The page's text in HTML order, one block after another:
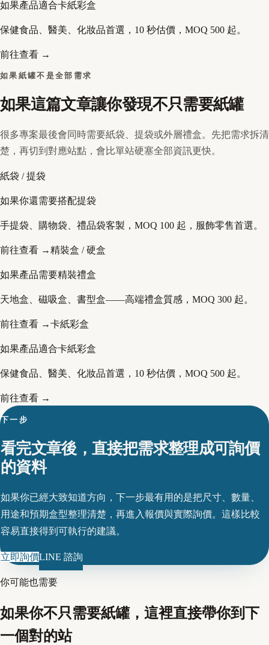
如果產品適合卡紙彩盒
保健食品、醫美、化妝品首選，10 秒估價，MOQ 500 起。
前往查看 →
如果紙罐不是全部需求
如果這篇文章讓你發現不只需要紙罐
很多專案最後會同時需要紙袋、提袋或外層禮盒。先把需求拆清
楚，再切到對應站點，會比單站硬塞全部資訊更快。
紙袋 / 提袋
如果你還需要搭配提袋
手提袋、購物袋、禮品袋客製，MOQ 100 起，服飾零售首選。
前往查看 →精裝盒 / 硬盒
如果產品需要精裝禮盒
天地盒、磁吸盒、書型盒——高端禮盒質感，MOQ 300 起。
前往查看 →卡紙彩盒
如果產品適合卡紙彩盒
保健食品、醫美、化妝品首選，10 秒估價，MOQ 500 起。
前往查看 →
下一步
看完文章後，直接把需求整理成可詢價
的資料
如果你已經大致知道方向，下一步最有用的是把尺寸、數量、
用途和預期盒型整理清楚，再進入報價與實際詢價。這樣比較
容易直接得到可執行的建議。
立即詢價LINE 諮詢
你可能也需要
如果你不只需要紙罐，這裡直接帶你到下
一個對的站